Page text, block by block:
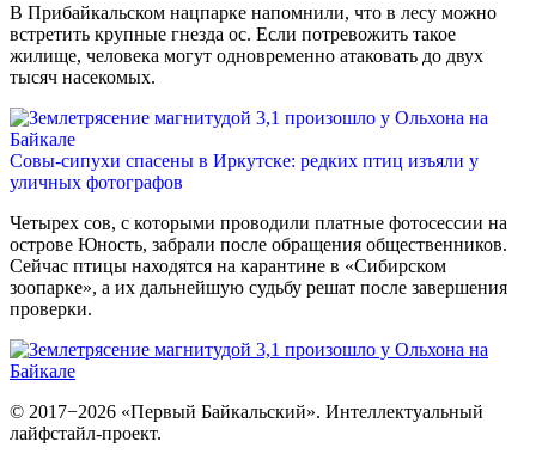
В Прибайкальском нацпарке напомнили, что в лесу можно
встретить крупные гнезда ос. Если потревожить такое
жилище, человека могут одновременно атаковать до двух
тысяч насекомых.
Совы-сипухи спасены в Иркутске: редких птиц изъяли у
уличных фотографов
Четырех сов, с которыми проводили платные фотосессии на
острове Юность, забрали после обращения общественников.
Сейчас птицы находятся на карантине в «Сибирском
зоопарке», а их дальнейшую судьбу решат после завершения
проверки.
© 2017−2026 «Первый Байкальский». Интеллектуальный
лайфстайл-проект.